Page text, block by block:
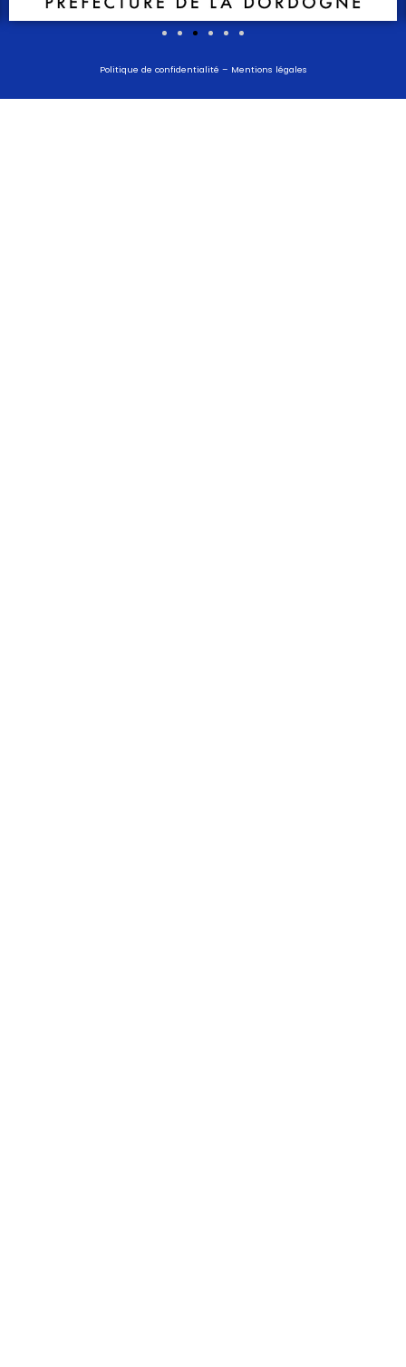
Politique de confidentialité – Mentions légales